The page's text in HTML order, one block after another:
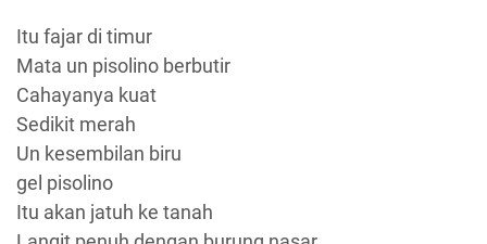
Itu fajar di timur
Mata un pisolino berbutir
Cahayanya kuat
Sedikit merah
Un kesembilan biru
gel pisolino
Itu akan jatuh ke tanah